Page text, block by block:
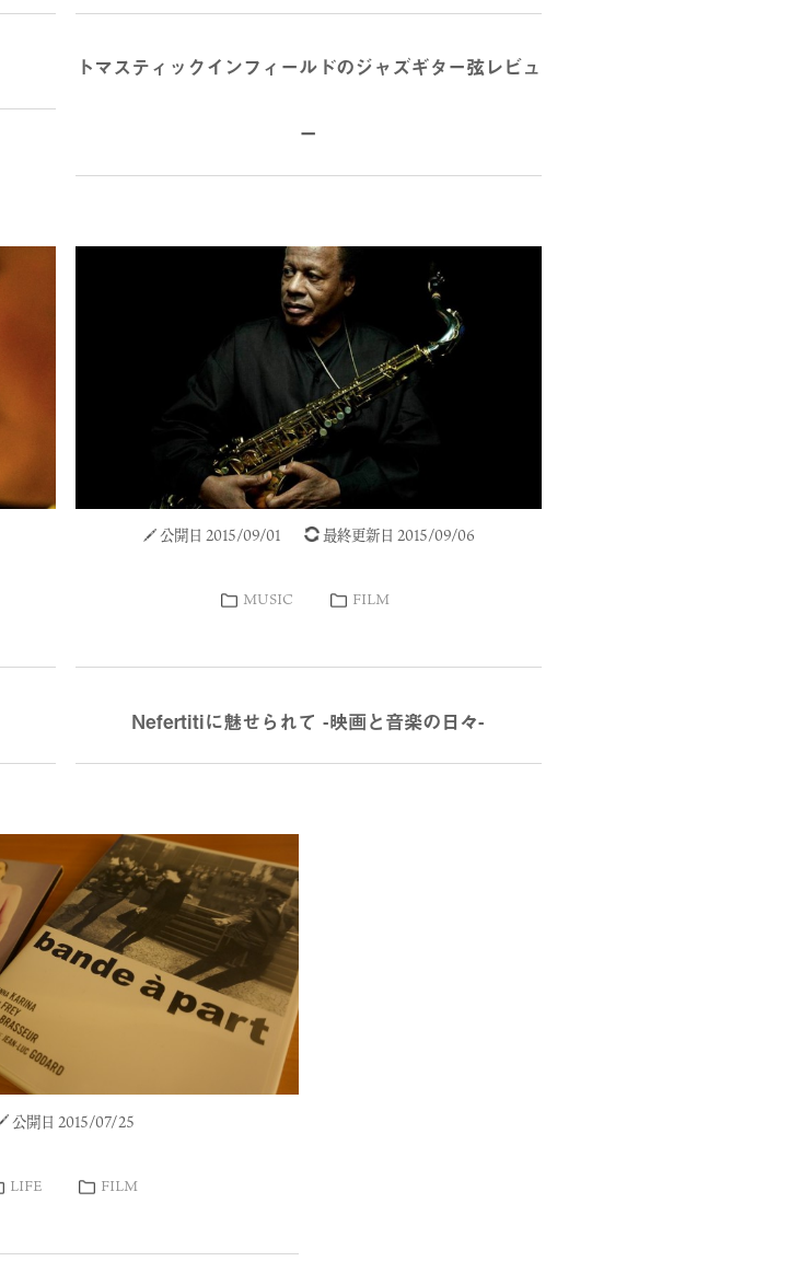
トマスティックインフィールドのジャズギター弦レビュ
ー
公開日 2015/09/01 最終更新日 2015/09/06
MUSIC FILM
Nefertitiに魅せられて -映画と音楽の日々-
公開日 2015/07/25
LIFE FILM